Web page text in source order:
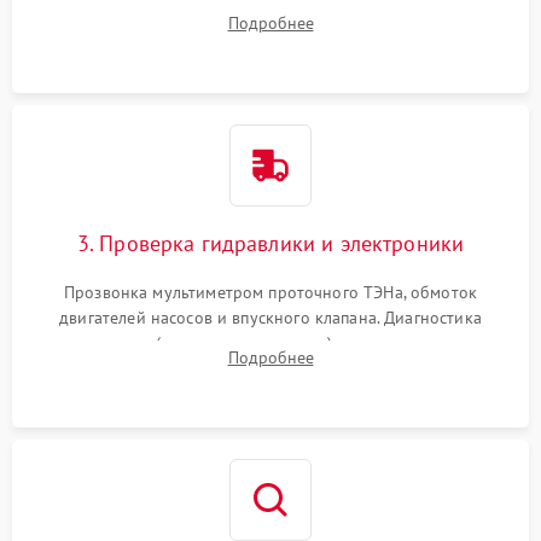
циркуляционному насосу, ТЭНу и сливной помпе.
Подробнее
3. Проверка гидравлики и электроники
Прозвонка мультиметром проточного ТЭНа, обмоток
двигателей насосов и впускного клапана. Диагностика
прессостата (датчика уровня воды), датчика мутности,
концевика дверцы и электронного модуля управления.
Подробнее